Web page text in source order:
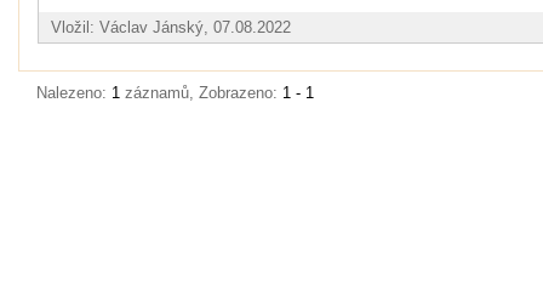
Vložil: Václav Jánský, 07.08.2022
Nalezeno: 1 záznamů, Zobrazeno: 1 - 1